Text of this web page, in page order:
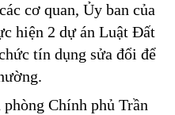
cơ quan, Ủy ban của
hiện 2 dự án Luật Đất
tín dụng sửa đổi để
Chính phủ Trần